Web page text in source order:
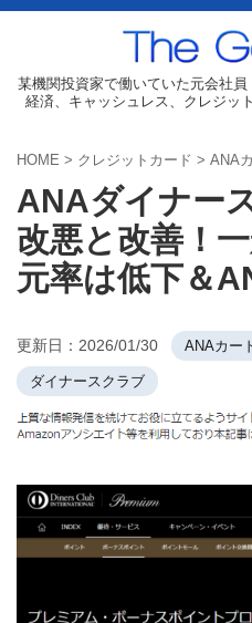
某機関投資家で働いていた元会社員
経済、キャッシュレス、クレジッ
HOME > クレジットカード > ANA
ANAダイナー
改悪と改善！
元率は低下＆
更新日： 2026/01/30 ANAカー
ダイナースクラブ